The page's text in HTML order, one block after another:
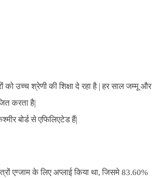
उच्च श्रेणी की शिक्षा दे रहा है |हर साल जम्मू और
करता है|
बोर्ड से एफिलिएटेड हैं|
एग्जाम के लिए अप्लाई किया था, जिसमे 83.60%